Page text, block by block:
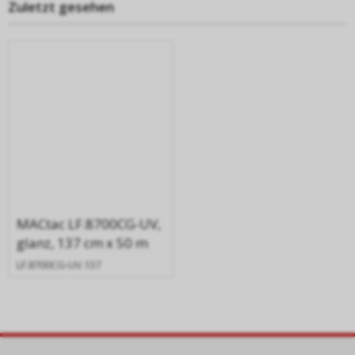
Zuletzt gesehen
MACtac LF.8700CG-UV,
glanz, 137 cm x 50 m
LF.8700CG-UV.137